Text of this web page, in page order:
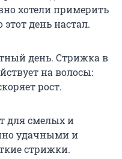
хотели примерить
день настал.
день. Стрижка в
на волосы:
рост.
для смелых и
удачными и
стрижки.